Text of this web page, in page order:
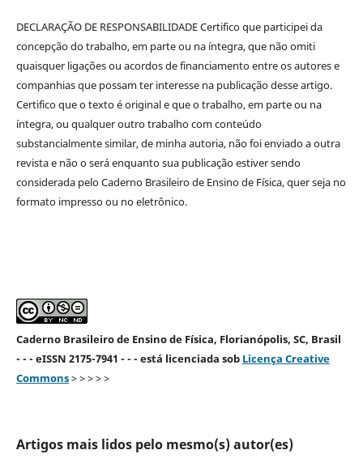
DECLARAÇÃO DE RESPONSABILIDADE Certifico que participei da
concepção do trabalho, em parte ou na íntegra, que não omiti
quaisquer ligações ou acordos de financiamento entre os autores e
companhias que possam ter interesse na publicação desse artigo.
Certifico que o texto é original e que o trabalho, em parte ou na
íntegra, ou qualquer outro trabalho com conteúdo
substancialmente similar, de minha autoria, não foi enviado a outra
revista e não o será enquanto sua publicação estiver sendo
considerada pelo Caderno Brasileiro de Ensino de Física, quer seja no
formato impresso ou no eletrônico.
Caderno Brasileiro de Ensino de Física, Florianópolis, SC, Brasil
- - - eISSN 2175-7941 - - - está licenciada sob Licença Creative
Commons> > > > >
Artigos mais lidos pelo mesmo(s) autor(es)